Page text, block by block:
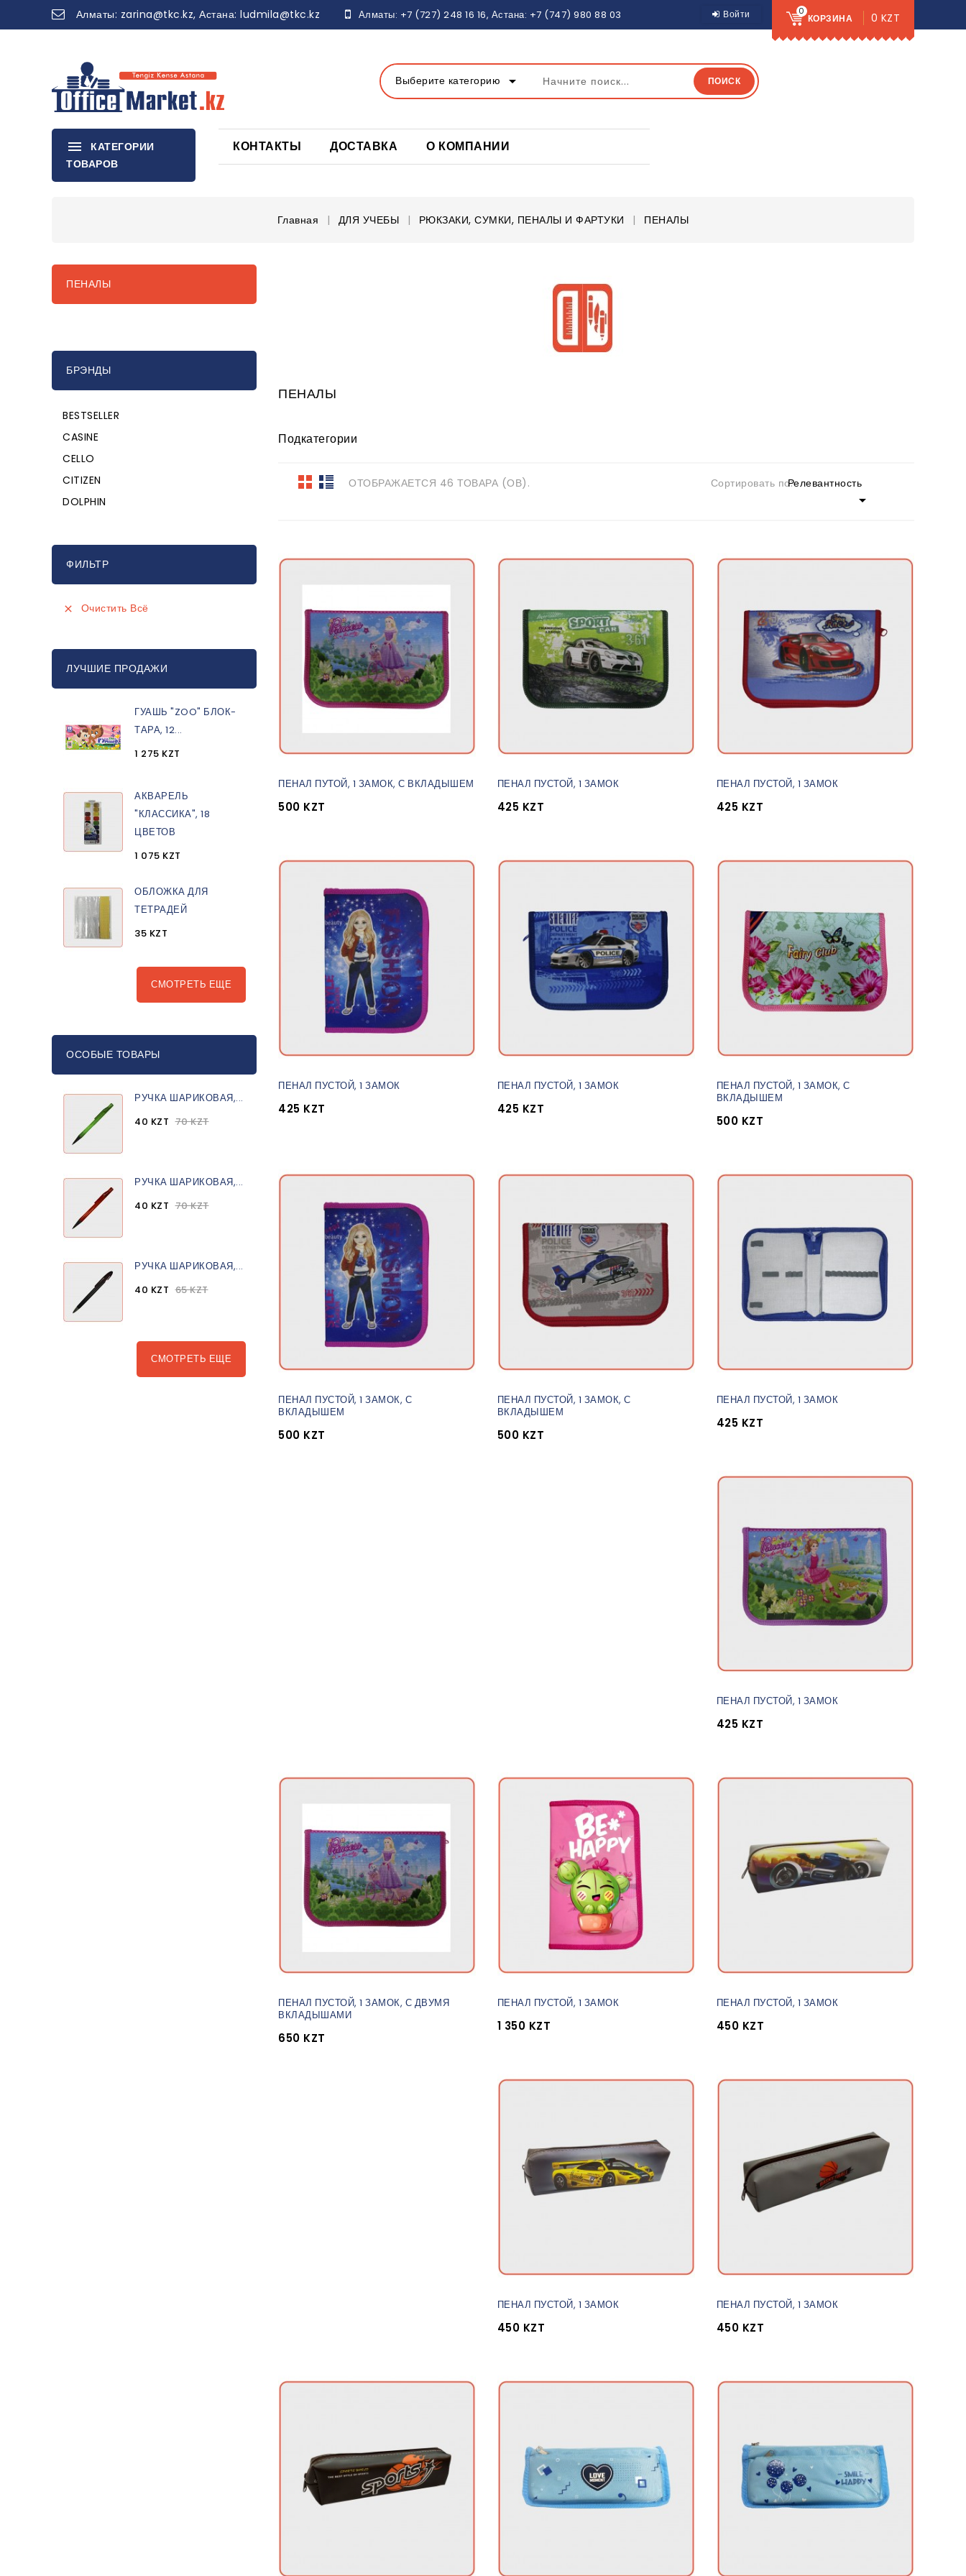
Алматы: zarina@tkc.kz, Астана: ludmila@tkc.kz Алматы: +7 (727) 248 16 16, Астана: +7 (747) 980 88 03 0
КОРЗИНА 0 KZT
Войти
Выберите категорию arrow_drop_down ПОИСК
КАТЕГОРИИ
ТОВАРОВ
КОНТАКТЫ ДОСТАВКА О КОМПАНИИ
Главная ДЛЯ УЧЕБЫ РЮКЗАКИ, СУМКИ, ПЕНАЛЫ И ФАРТУКИ ПЕНАЛЫ
ПЕНАЛЫ
БРЭНДЫ
BESTSELLER
CASINE
CELLO
CITIZEN
DOLPHIN
ФИЛЬТР
 Очистить Всё
ЛУЧШИЕ ПРОДАЖИ
ГУАШЬ "ZOO" БЛОК-
ТАРА, 12...
1 275 KZT
АКВАРЕЛЬ
"КЛАССИКА", 18
ЦВЕТОВ
1 075 KZT
ОБЛОЖКА ДЛЯ
ТЕТРАДЕЙ
35 KZT
СМОТРЕТЬ ЕЩЕ
ОСОБЫЕ ТОВАРЫ
РУЧКА ШАРИКОВАЯ,...
40 KZT 70 KZT
РУЧКА ШАРИКОВАЯ,...
40 KZT 70 KZT
РУЧКА ШАРИКОВАЯ,...
40 KZT 65 KZT
СМОТРЕТЬ ЕЩЕ
ПЕНАЛЫ
Подкатегории
ОТОБРАЖАЕТСЯ 46 ТОВАРА (ОВ). Сортировать по:Релевантность

ПЕНАЛ ПУТОЙ, 1 ЗАМОК, С ВКЛАДЫШЕМ
500 KZT
ПЕНАЛ ПУСТОЙ, 1 ЗАМОК
425 KZT
ПЕНАЛ ПУСТОЙ, 1 ЗАМОК
425 KZT
ПЕНАЛ ПУСТОЙ, 1 ЗАМОК
425 KZT
ПЕНАЛ ПУСТОЙ, 1 ЗАМОК
425 KZT
ПЕНАЛ ПУСТОЙ, 1 ЗАМОК, С
ВКЛАДЫШЕМ
500 KZT
ПЕНАЛ ПУСТОЙ, 1 ЗАМОК, С
ВКЛАДЫШЕМ
500 KZT
ПЕНАЛ ПУСТОЙ, 1 ЗАМОК, С
ВКЛАДЫШЕМ
500 KZT
ПЕНАЛ ПУСТОЙ, 1 ЗАМОК
425 KZT
ПЕНАЛ ПУСТОЙ, 1 ЗАМОК
425 KZT
ПЕНАЛ ПУСТОЙ, 1 ЗАМОК, С ДВУМЯ
ВКЛАДЫШАМИ
650 KZT
ПЕНАЛ ПУСТОЙ, 1 ЗАМОК
1 350 KZT
ПЕНАЛ ПУСТОЙ, 1 ЗАМОК
450 KZT
ПЕНАЛ ПУСТОЙ, 1 ЗАМОК
450 KZT
ПЕНАЛ ПУСТОЙ, 1 ЗАМОК
450 KZT